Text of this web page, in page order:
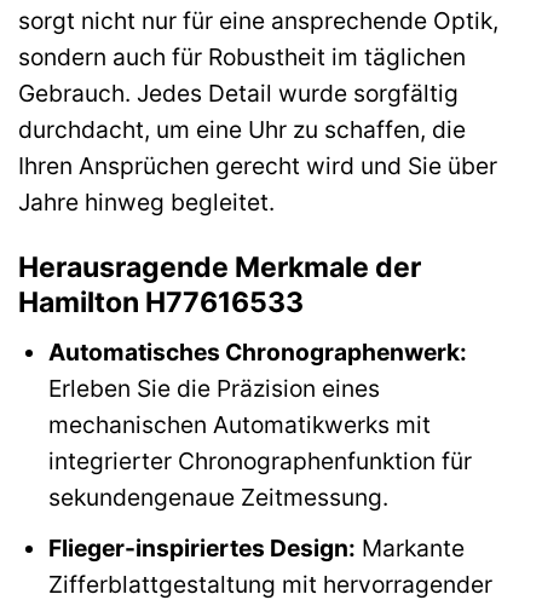
sorgt nicht nur für eine ansprechende Optik,
sondern auch für Robustheit im täglichen
Gebrauch. Jedes Detail wurde sorgfältig
durchdacht, um eine Uhr zu schaffen, die
Ihren Ansprüchen gerecht wird und Sie über
Jahre hinweg begleitet.
Herausragende Merkmale der
Hamilton H77616533
Automatisches Chronographenwerk:
Erleben Sie die Präzision eines
mechanischen Automatikwerks mit
integrierter Chronographenfunktion für
sekundengenaue Zeitmessung.
Flieger-inspiriertes Design: Markante
Zifferblattgestaltung mit hervorragender